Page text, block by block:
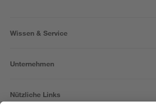
Wissen & Service
Unternehmen
Nützliche Links